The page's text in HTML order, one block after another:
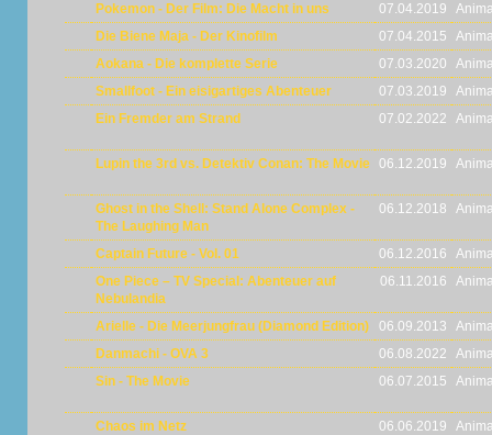
Pokemon - Der Film: Die Macht in uns
07.04.2019
Die Biene Maja - Der Kinofilm
07.04.2015
Aokana - Die komplette Serie
07.03.2020
Smallfoot - Ein eisigartiges Abenteuer
07.03.2019
Ein Fremder am Strand
07.02.2022
Lupin the 3rd vs. Detektiv Conan: The Movie 06.12.2019
Ghost in the Shell: Stand Alone Complex -
The Laughing Man
06.12.2018
Captain Future - Vol. 01 06.12.2016
One Piece – TV Special: Abenteuer auf
Nebulandia
06.11.2016
Arielle - Die Meerjungfrau (Diamond Edition) 06.09.2013
Danmachi - OVA 3
06.08.2022
Sin - The Movie
06.07.2015
Chaos im Netz 06.06.2019